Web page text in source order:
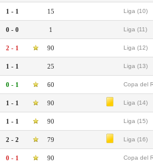
1 - 1 15 Liga (10)
0 - 0 1 Liga (11)
2 - 1 90 Liga (12)
1 - 1 25 Liga (13)
0 - 1 60 Copa del
1 - 1 90 Liga (14)
1 - 1 90 Liga (15)
2 - 2 79 Liga (16)
0 - 1 90 Copa del